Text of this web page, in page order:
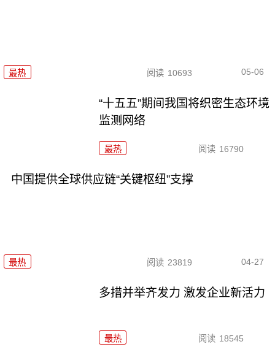
最热 阅读 10693 05-06
“十五五”期间我国将织密生态环境
监测网络
最热 阅读 16790
中国提供全球供应链“关键枢纽”支撑
最热 阅读 23819 04-27
多措并举齐发力 激发企业新活力
最热 阅读 18545